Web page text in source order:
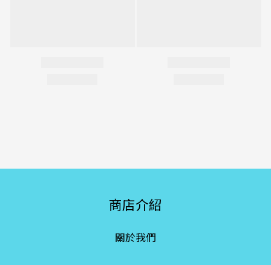
商店介紹
關於我們